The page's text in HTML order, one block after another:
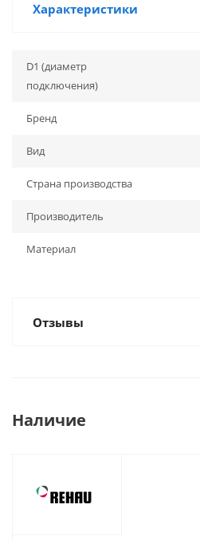
Характеристики
D1 (диаметр
подключения)
Бренд
Вид
Страна производства
Производитель
Материал
Отзывы
Наличие